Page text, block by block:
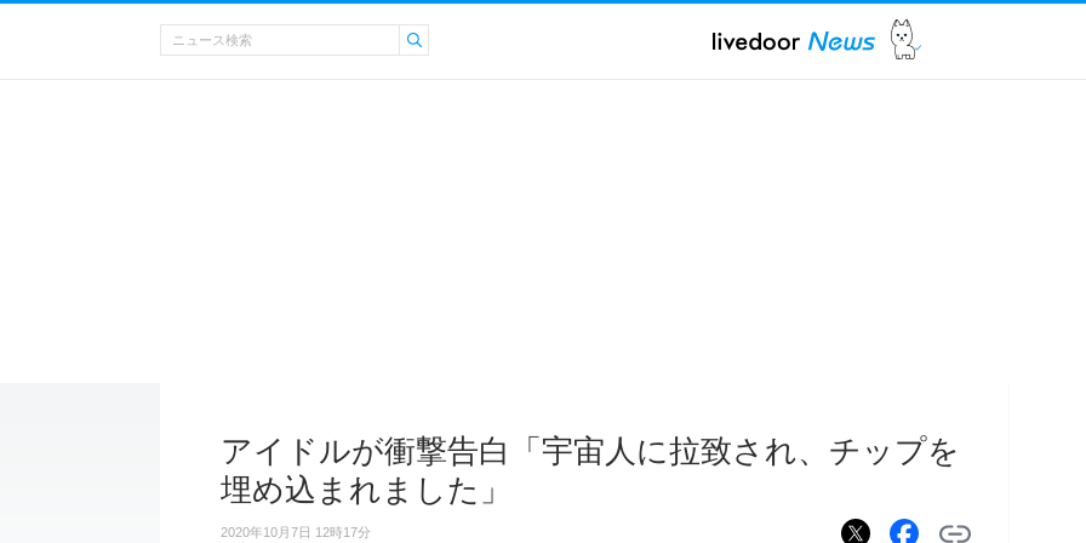
アイドルが衝撃告白「宇宙人に拉致され、チップを
埋め込まれました」
2020年10月7日 12時17分